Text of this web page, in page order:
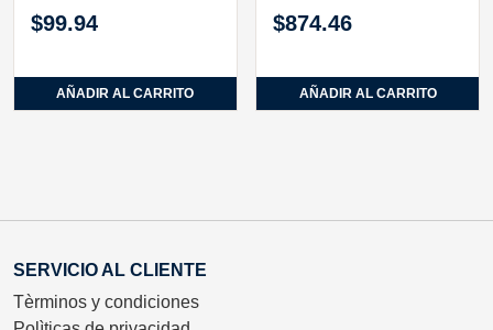
$99.94
AÑADIR AL CARRITO
$874.46
AÑADIR AL CARRITO
SERVICIO AL CLIENTE
Tèrminos y condiciones